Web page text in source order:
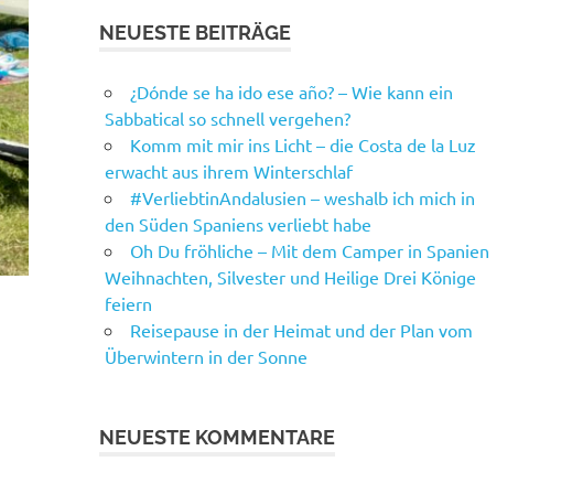
NEUESTE BEITRÄGE
¿Dónde se ha ido ese año? – Wie kann ein
Sabbatical so schnell vergehen?
Komm mit mir ins Licht – die Costa de la Luz
erwacht aus ihrem Winterschlaf
#VerliebtinAndalusien – weshalb ich mich in
den Süden Spaniens verliebt habe
Oh Du fröhliche – Mit dem Camper in Spanien
Weihnachten, Silvester und Heilige Drei Könige
feiern
Reisepause in der Heimat und der Plan vom
Überwintern in der Sonne
NEUESTE KOMMENTARE